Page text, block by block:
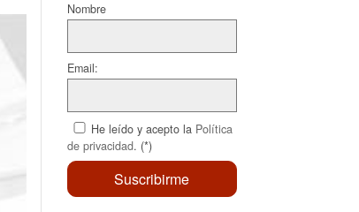
Nombre
Email:
He leído y acepto la Política
de privacidad. (*)